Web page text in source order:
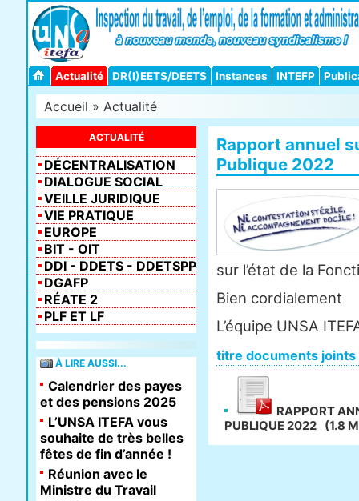
Actualité DR(I)EETS/DEETS Instances INTEFP
Accueil » Actualité
Rapport annuel
Publique 2022
sur l’état de la
Bien cordialement
L’équipe UNSA
titre documents joints
RAPPORT
PUBLIQUE 2022
(1.8
ACTUALITÉ
DÉCENTRALISATION
DIALOGUE SOCIAL
VEILLE JURIDIQUE
VIE PRATIQUE
EUROPE
BIT - OIT
DDI - DDETS - DDETSPP
DGAFP
RÉATE 2
PLF ET LF
À LIRE AUSSI...
Calendrier des payes
et des pensions 2025
L’UNSA ITEFA vous
souhaite de très belles
fêtes de fin d’année !
Réunion avec le
Ministre du Travail